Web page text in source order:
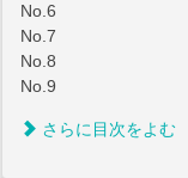
No.6
No.7
No.8
No.9
さらに目次をよむ